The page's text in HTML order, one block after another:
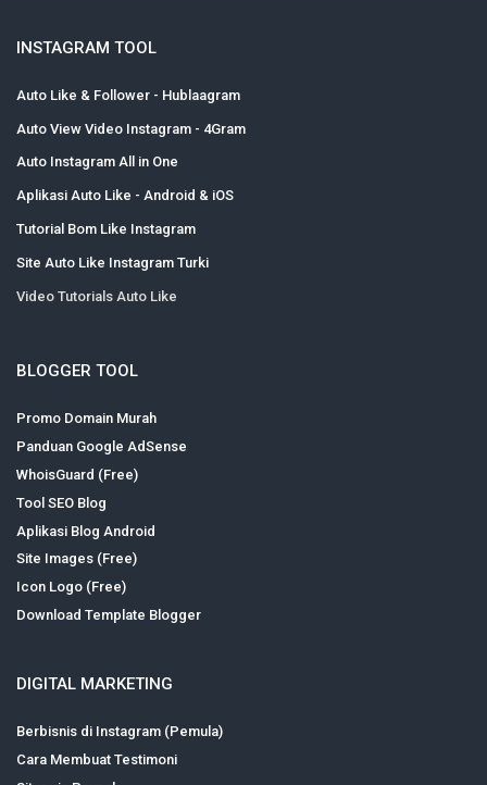
INSTAGRAM TOOL
Auto Like & Follower - Hublaagram
Auto View Video Instagram - 4Gram
Auto Instagram All in One
Aplikasi Auto Like - Android & iOS
Tutorial Bom Like Instagram
Site Auto Like Instagram Turki
Video Tutorials Auto Like
BLOGGER TOOL
Promo Domain Murah
Panduan Google AdSense
WhoisGuard (Free)
Tool SEO Blog
Aplikasi Blog Android
Site Images (Free)
Icon Logo (Free)
Download Template Blogger
DIGITAL MARKETING
Berbisnis di Instagram (Pemula)
Cara Membuat Testimoni